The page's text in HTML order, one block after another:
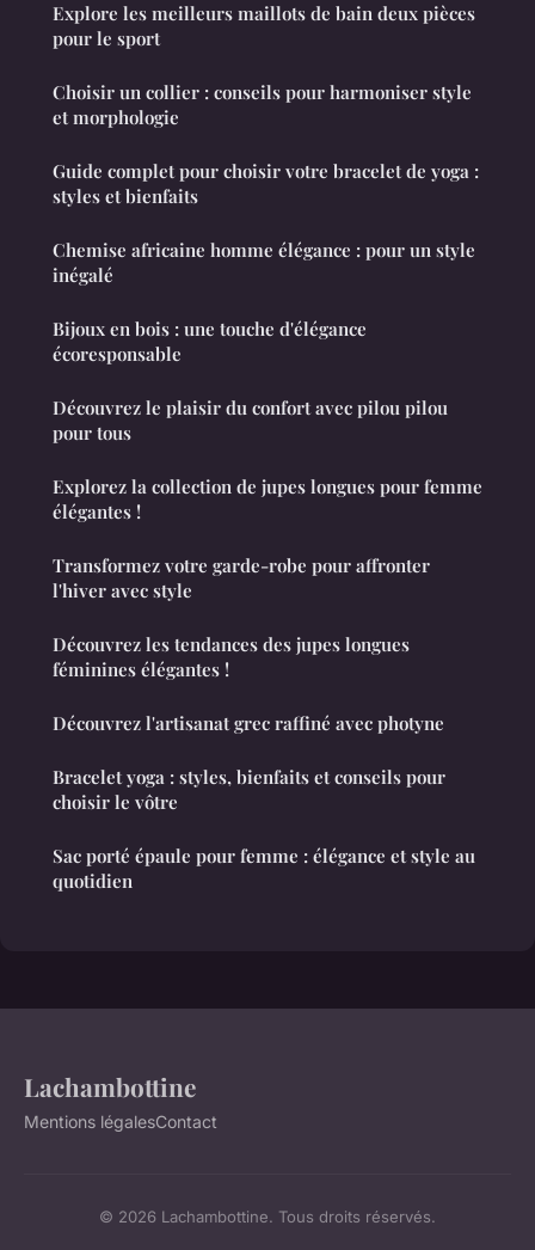
Explore les meilleurs maillots de bain deux pièces
pour le sport
Choisir un collier : conseils pour harmoniser style
et morphologie
Guide complet pour choisir votre bracelet de yoga :
styles et bienfaits
Chemise africaine homme élégance : pour un style
inégalé
Bijoux en bois : une touche d'élégance
écoresponsable
Découvrez le plaisir du confort avec pilou pilou
pour tous
Explorez la collection de jupes longues pour femme
élégantes !
Transformez votre garde-robe pour affronter
l'hiver avec style
Découvrez les tendances des jupes longues
féminines élégantes !
Découvrez l'artisanat grec raffiné avec photyne
Bracelet yoga : styles, bienfaits et conseils pour
choisir le vôtre
Sac porté épaule pour femme : élégance et style au
quotidien
Lachambottine
Mentions légalesContact
© 2026 Lachambottine. Tous droits réservés.